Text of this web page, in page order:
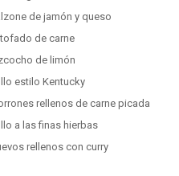
de jamón y queso
de carne
de limón
estilo Kentucky
rellenos de carne picada
a las finas hierbas
rellenos con curry